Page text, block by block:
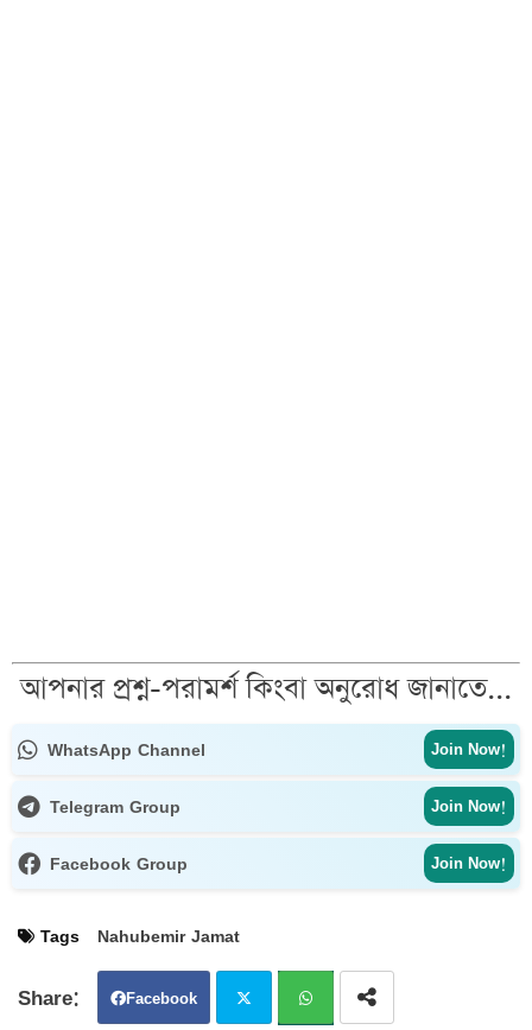
আপনার প্রশ্ন-পরামর্শ কিংবা অনুরোধ জানাতে...
WhatsApp Channel Join Now!
Telegram Group Join Now!
Facebook Group Join Now!
Tags Nahubemir Jamat
Facebook